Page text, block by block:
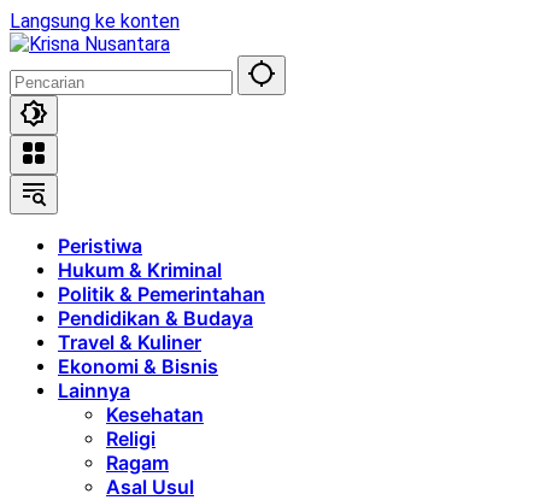
Langsung ke konten
Peristiwa
Hukum & Kriminal
Politik & Pemerintahan
Pendidikan & Budaya
Travel & Kuliner
Ekonomi & Bisnis
Lainnya
Kesehatan
Religi
Ragam
Asal Usul